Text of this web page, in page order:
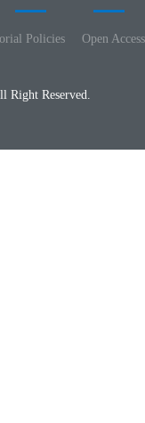
Policies Open
Reserved.